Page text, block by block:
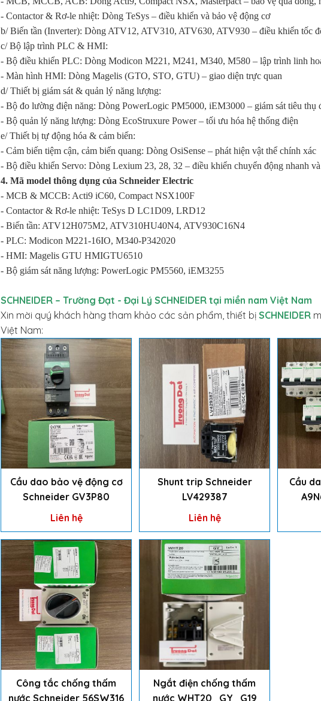
- Contactor & Rơ-le nhiệt: Dòng TeSys – điều khiển và bảo vệ động cơ
b/ Biến tần (Inverter): Dòng ATV12, ATV310, ATV630, ATV930 – điều khiển tốc
c/ Bộ lập trình PLC & HMI:
- Bộ điều khiển PLC: Dòng Modicon M221, M241, M340, M580 – lập trình linh
- Màn hình HMI: Dòng Magelis (GTO, STO, GTU) – giao diện trực quan
d/ Thiết bị giám sát & quản lý năng lượng:
- Bộ đo lường điện năng: Dòng PowerLogic PM5000, iEM3000 – giám sát tiêu thụ
- Bộ quản lý năng lượng: Dòng EcoStruxure Power – tối ưu hóa hệ thống điện
e/ Thiết bị tự động hóa & cảm biến:
- Cảm biến tiệm cận, cảm biến quang: Dòng OsiSense – phát hiện vật thể chính xác
- Bộ điều khiển Servo: Dòng Lexium 23, 28, 32 – điều khiển chuyển động nhanh
4. Mã model thông dụng của Schneider Electric
- MCB & MCCB: Acti9 iC60, Compact NSX100F
- Contactor & Rơ-le nhiệt: TeSys D LC1D09, LRD12
- Biến tần: ATV12H075M2, ATV310HU40N4, ATV930C16N4
- PLC: Modicon M221-16IO, M340-P342020
- HMI: Magelis GTU HMIGTU6510
- Bộ giám sát năng lượng: PowerLogic PM5560, iEM3255
SCHNEIDER – Trường Đạt - Đại Lý SCHNEIDER tại miền nam Việt Nam
Xin mời quý khách hàng tham khảo các sản phẩm, thiết bị SCHNEIDER
Việt Nam:
Cầu dao bảo vệ động cơ
Schneider GV3P80
Liên hệ
Shunt trip Schneider
LV429387
Liên hệ
Cầu
Công tắc chống thấm
nước Schneider 56SW316
Ngắt điện chống thấm
nước WHT20_GY_G19